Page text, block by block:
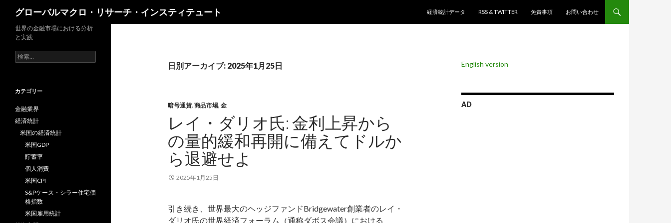
グローバルマクロ・リサーチ・インスティテュート
経済統計データ
RSS & TWITTER 免責事項 お問い合わせ
日別アーカイブ: 2025年1月25日
暗号通貨, 商品市場, 金
レイ・ダリオ氏: 金利上昇から
の量的緩和再開に備えてドルか
ら退避せよ
2025年1月25日
引き続き、世界最大のヘッジファンドBridgewater創業者のレイ・
ダリオ氏の世界経済フォーラム（通称ダボス会議）における
English version
AD
世界の金融市場における分析
と実践
検
索:
カテゴリー
金融業界
経済統計
米国の経済統計
米国GDP
貯蓄率
個人消費
米国CPI
S&Pケース・シラー住宅価
格指数
米国雇用統計